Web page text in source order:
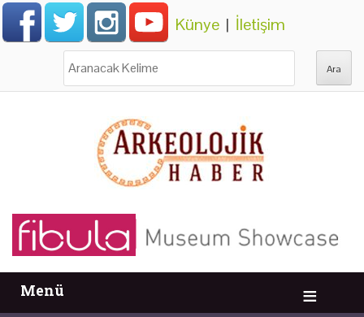
Künye | İletişim
Menü